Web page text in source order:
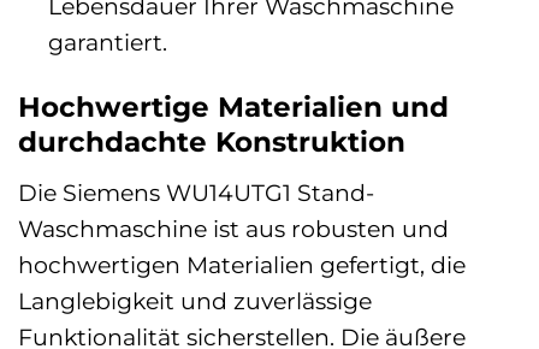
Lebensdauer Ihrer Waschmaschine
garantiert.
Hochwertige Materialien und
durchdachte Konstruktion
Die Siemens WU14UTG1 Stand-
Waschmaschine ist aus robusten und
hochwertigen Materialien gefertigt, die
Langlebigkeit und zuverlässige
Funktionalität sicherstellen. Die äußere